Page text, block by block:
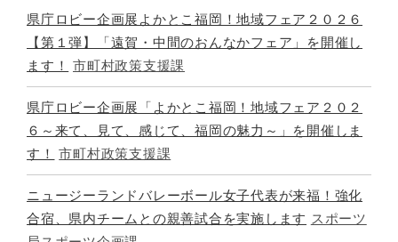
県庁ロビー企画展よかとこ福岡！地域フェア２０２６
【第１弾】「遠賀・中間のおんなかフェア」を開催し
ます！
市町村政策支援課
県庁ロビー企画展「よかとこ福岡！地域フェア２０２
６～来て、見て、感じて、福岡の魅力～」を開催しま
す！
市町村政策支援課
ニュージーランドバレーボール女子代表が来福！強化
合宿、県内チームとの親善試合を実施します スポーツ